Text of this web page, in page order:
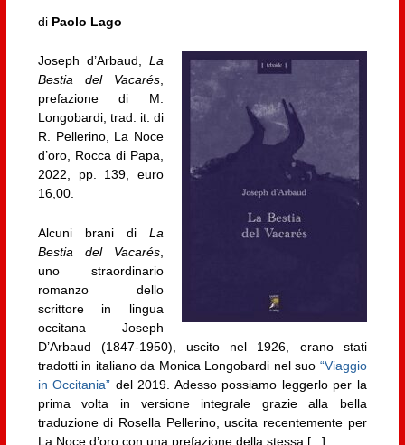
di Paolo Lago
Joseph d’Arbaud,La
Bestia del Vacarés,
prefazione di M.
Longobardi, trad. it. di
R. Pellerino, La Noce
d’oro, Rocca di Papa,
2022, pp. 139, euro
16,00.
Alcuni brani diLa
Bestia del Vacarés
uno straordinario
romanzo dello
scrittore in lingua
occitana Joseph
D’Arbaud (1847-1950), uscito nel 1926, erano stati
tradotti in italiano da Monica Longobardi nel suo “Viaggio
in Occitania” del 2019. Adesso possiamo leggerlo per la
prima volta in versione integrale grazie alla bella
traduzione di Rosella Pellerino, uscita recentemente per
La Noce d’oro con una prefazione della stessa [...]